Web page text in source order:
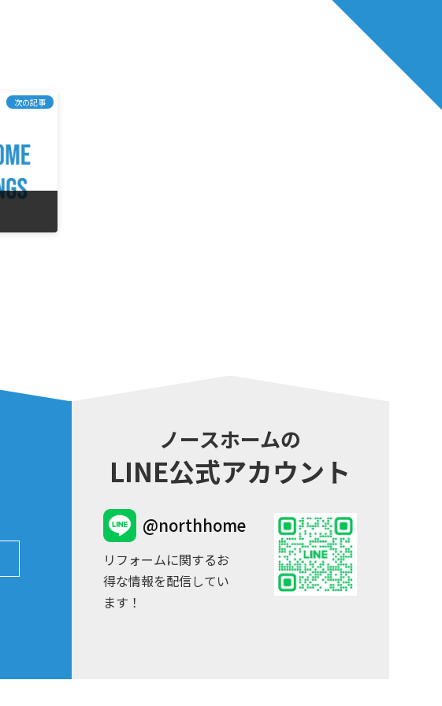
次の記事
ノースホームの
LINE公式アカウント
@northhome
リフォームに関するお
得な情報を配信してい
ます！